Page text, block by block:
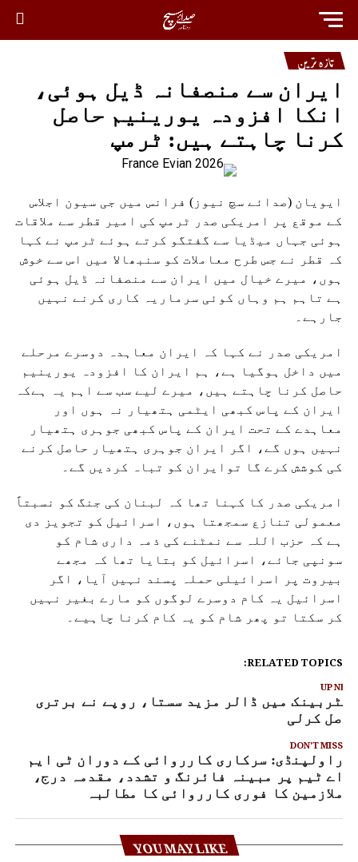
تازہ ترین
ایران سے منصفانہ ڈیل ہوئی،
انکا افزودہ یورینیم حاصل
کرنا چاہتے ہیں: ٹرمپ
ایویان (صدائے سچ نیوز) فرانس میں جی سیون اجلاس
کے موقع پر امریکی صدر ٹرمپ کی امیر قطر سے ملاقات
ہوئی جہاں میڈیا سے گفتگو کرتے ہوئے ٹرمپ نے کہا
کہ قطر نے جس طرح معاملات کو سنبھالا میں اس سے خوش
ہوں، میرے خیال میں ایران سے منصفانہ ڈیل ہوئی
ہے تاہم ہم وہاں کوئی سرماریہ کاری کرنے نہیں
جارہے۔
امریکی صدر نے کہا کہ ایران معاہدہ دوسرے مرحلے
میں داخل ہوگیا ہے، ہم ایران کا افزودہ یورینیم
حاصل کرنا چاہتے ہیں، میرے لیے سب سے اہم یہ ہےکہ
ایران کے پاس کبھی ایٹمی ہتھیار نہ ہوں اور
معاہدے کے تحت ایران کے پاس کبھی جوہری ہتھیار
نہیں ہوں گے، اگر ایران جوہری ہتھیار حاصل کرنے
کی کوشش کرے گا توایران کو تباہ کردیں گے۔
امریکی صدر کا کہنا تھا کہ لبنان کی جنگ کو نسبتاً
معمولی تنازع سمجھتا ہوں، اسرائیل کو تجویز دی
ہے کہ حزب اللہ سے نمٹنے کی ذمہ داری شام کو
سونپی جائے، اسرائیل کو بتایا تھا کہ مجھے
بیروت پر اسرائیلی حملہ پسند نہیں آیا، اگر
اسرائیل یہ کام دوسرے لوگوں کو مارے بغیر نہیں
کر سکتا تو پھر شام کو یہ کام کرنا چاہیے۔
RELATED TOPICS:
UP
میں ڈالر مزید سستا، روپے نے برتری
کرلی
DON'T MISS
راولپنڈی: سرکاری کارروائی کے دوران ٹی ایم
اے ٹیم پر مبینہ فائرنگ و تشدد، مقدمہ درج،
ملازمین کا فوری کارروائی کا مطالبہ
YOU MAY LIKE